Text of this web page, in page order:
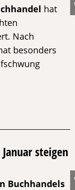
hat
Nach
besonders
steigen
Buchhandels